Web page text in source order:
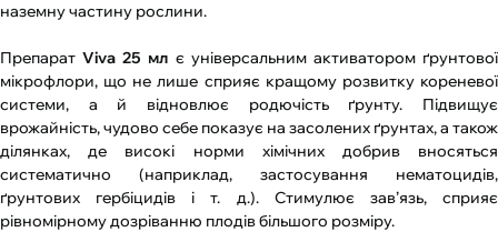
наземну частину рослини.
ПрепаратViva 25 мл є універсальним активатором ґрунтової
мікрофлори, що не лише сприяє кращому розвитку кореневої
системи, а й відновлює родючість ґрунту. Підвищує
врожайність, чудово себе показує на засолених ґрунтах, а також
ділянках, де високі норми хімічних добрив вносяться
систематично (наприклад, застосування нематоцидів,
ґрунтових гербіцидів і т. д.). Стимулює зав’язь, сприяє
рівномірному дозріванню плодів більшого розміру.